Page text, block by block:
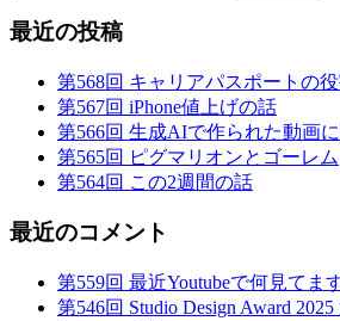
最近の投稿
第568回 キャリアパスポートの
第567回 iPhone値上げの話
第566回 生成AIで作られた動画
第565回 ピグマリオンとゴーレム
第564回 この2週間の話
最近のコメント
第559回 最近Youtubeで何見てま
第546回 Studio Design Award